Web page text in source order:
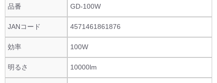
品番 GD-100W
JANコード 4571461861876
効率 100W
明るさ 10000lm